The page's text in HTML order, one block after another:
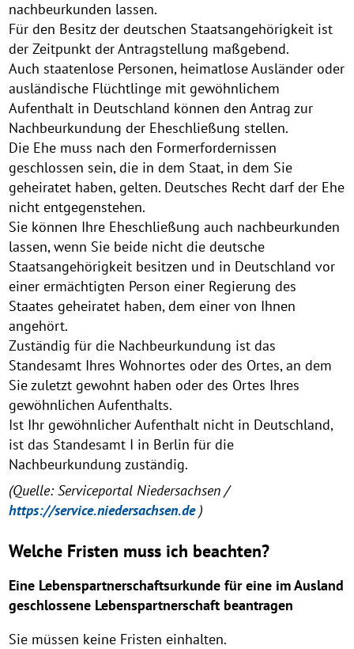
nachbeurkunden lassen.
Für den Besitz der deutschen Staatsangehörigkeit ist
der Zeitpunkt der Antragstellung maßgebend.
Auch staatenlose Personen, heimatlose Ausländer oder
ausländische Flüchtlinge mit gewöhnlichem
Aufenthalt in Deutschland können den Antrag zur
Nachbeurkundung der Eheschließung stellen.
Die Ehe muss nach den Formerfordernissen
geschlossen sein, die in dem Staat, in dem Sie
geheiratet haben, gelten. Deutsches Recht darf der Ehe
nicht entgegenstehen.
Sie können Ihre Eheschließung auch nachbeurkunden
lassen, wenn Sie beide nicht die deutsche
Staatsangehörigkeit besitzen und in Deutschland vor
einer ermächtigten Person einer Regierung des
Staates geheiratet haben, dem einer von Ihnen
angehört.
Zuständig für die Nachbeurkundung ist das
Standesamt Ihres Wohnortes oder des Ortes, an dem
Sie zuletzt gewohnt haben oder des Ortes Ihres
gewöhnlichen Aufenthalts.
Ist Ihr gewöhnlicher Aufenthalt nicht in Deutschland,
ist das Standesamt I in Berlin für die
Nachbeurkundung zuständig.
(Quelle: Serviceportal Niedersachsen /
https://service.niedersachsen.de)
Welche Fristen muss ich beachten?
Eine Lebenspartnerschaftsurkunde für eine im Ausland
geschlossene Lebenspartnerschaft beantragen
Sie müssen keine Fristen einhalten.